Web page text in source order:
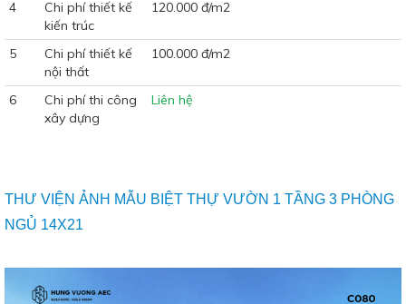
4
Chi phí thiết kế
kiến trúc
120.000 đ/m2
5
Chi phí thiết kế
nội thất
100.000 đ/m2
6
Chi phí thi công
xây dựng
Liên hệ
THƯ VIỆN ẢNH MẪU BIỆT THỰ VƯỜN 1 TẦNG 3 PHÒNG
NGỦ 14X21